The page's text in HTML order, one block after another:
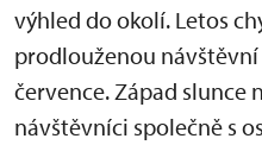
výhled do okolí. Letos
prodlouženou
července. Západ slunce
návštěvníci společně s